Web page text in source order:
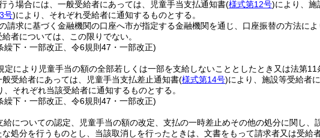
う場合には、一般受給者にあっては、児童手当支払通知書(様式第12号)により、施
号)により、それぞれ受給者に通知するものとする。
請求に基づく金融機関の口座へ市が指定する金融機関を通じ、口座振替の方法によ
者については、この限りでない。
繰下・一部改正、令6規則47・一部改正)
定により児童手当の額の全部若しくは一部を支給しないこととしたとき又は法第
受給者にあっては、児童手当支払差止通知書(様式第14号)により、施設等受給者
、それぞれ当該受給者に通知するものとする。
繰下・一部改正、令6規則47・一部改正)
給についての認定、児童手当の額の改定、支払の一時差止めその他の処分に関し、
処分を行うものとし、当該取消しを行ったときは、文書をもって請求者又は受給